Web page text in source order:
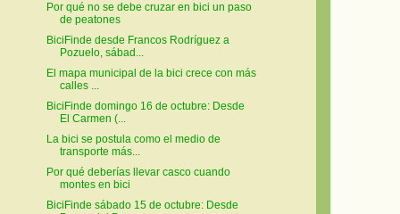
Por qué no se debe cruzar en bici un paso
de peatones
BiciFinde desde Francos Rodríguez a
Pozuelo, sábad...
El mapa municipal de la bici crece con más
calles ...
BiciFinde domingo 16 de octubre: Desde
El Carmen (...
La bici se postula como el medio de
transporte más...
Por qué deberías llevar casco cuando
montes en bici
BiciFinde sábado 15 de octubre: Desde